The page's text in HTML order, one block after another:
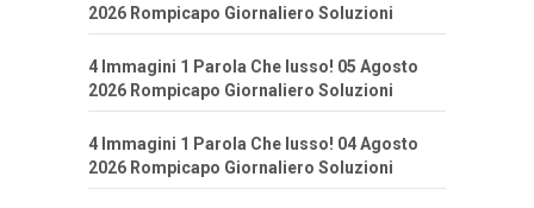
2026 Rompicapo Giornaliero Soluzioni
4 Immagini 1 Parola Che lusso! 05 Agosto
2026 Rompicapo Giornaliero Soluzioni
4 Immagini 1 Parola Che lusso! 04 Agosto
2026 Rompicapo Giornaliero Soluzioni